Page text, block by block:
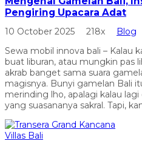
Pengiring Upacara Adat
10 October 2025 218x
Blog
Sewa mobil innova bali – Kalau
buat liburan, atau mungkin pas
akrab banget sama suara
magisnya. Bunyi gamelan Bali
merinding lho, apalagi kalau
yang suasananya sakral. Tapi,